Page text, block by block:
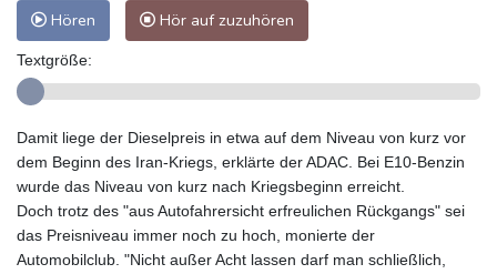
Hören Hör auf zuzuhören
Textgröße:
Damit liege der Dieselpreis in etwa auf dem Niveau von kurz vor
dem Beginn des Iran-Kriegs, erklärte der ADAC. Bei E10-Benzin
wurde das Niveau von kurz nach Kriegsbeginn erreicht.
Doch trotz des "aus Autofahrersicht erfreulichen Rückgangs" sei
das Preisniveau immer noch zu hoch, monierte der
Automobilclub. "Nicht außer Acht lassen darf man schließlich,